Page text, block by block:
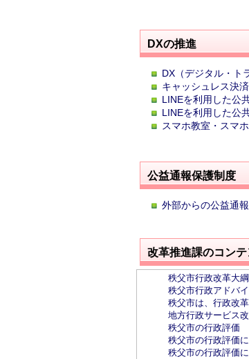
DXの推進
DX（デジタル・ト
キャッシュレス決済
LINEを利用した公
LINEを利用した公
スマホ教室・スマ
公益通報保護制度
外部からの公益通
改革推進課のコン
秩父市行政改革大
秩父市行政アドバ
秩父市は、行政改
地方行政サービス
秩父市の行政評価
秩父市の行政評価
秩父市の行政評価